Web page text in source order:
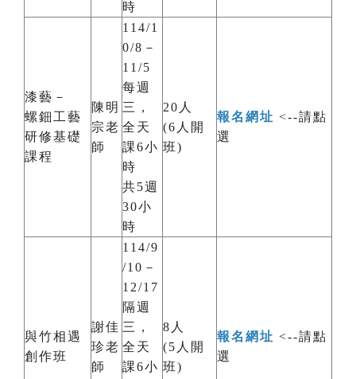
時
漆藝－
螺鈿工藝
研修基礎
課程
陳明
宗老
師
114/1
0/8－
11/5
每週
三，
全天
課6小
時
共5週
30小
時
20人
(6人開
班)
報名網址 <--請點
選
與竹相遇
創作班
謝佳
珍老
師
114/9
/10－
12/17
隔週
三，
全天
課6小
8人
(5人開
班)
報名網址 <--請點
選